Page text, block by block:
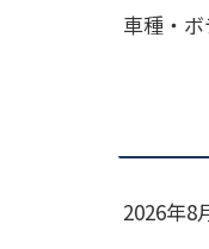
車種・
2026年8